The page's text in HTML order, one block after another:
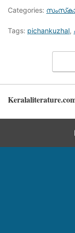
Categories:
Tags: pichankuzhal,